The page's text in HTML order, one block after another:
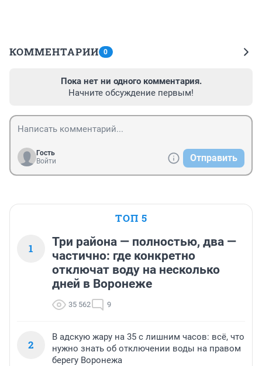
КОММЕНТАРИИ 0
Пока нет ни одного комментария.
Начните обсуждение первым!
Гость
Войти
Отправить
ТОП 5
1
Три района — полностью, два —
частично: где конкретно
отключат воду на несколько
дней в Воронеже
35 562 9
2
В адскую жару на 35 с лишним часов: всё, что
нужно знать об отключении воды на правом
берегу Воронежа